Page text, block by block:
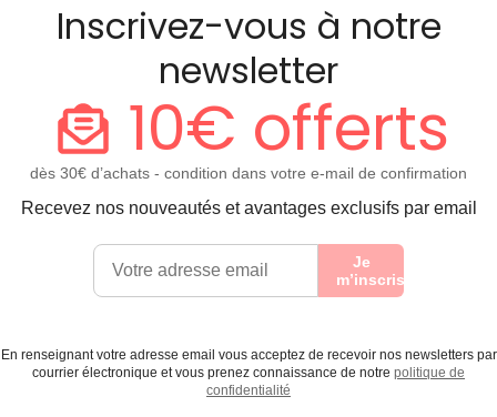
Inscrivez-vous à notre
newsletter
10€ offerts
dès 30€ d’achats - condition dans votre e-mail de confirmation
Recevez nos nouveautés et avantages exclusifs par email
Je
m’inscris
En renseignant votre adresse email vous acceptez de recevoir nos newsletters par
courrier électronique et vous prenez connaissance de notre politique de
confidentialité